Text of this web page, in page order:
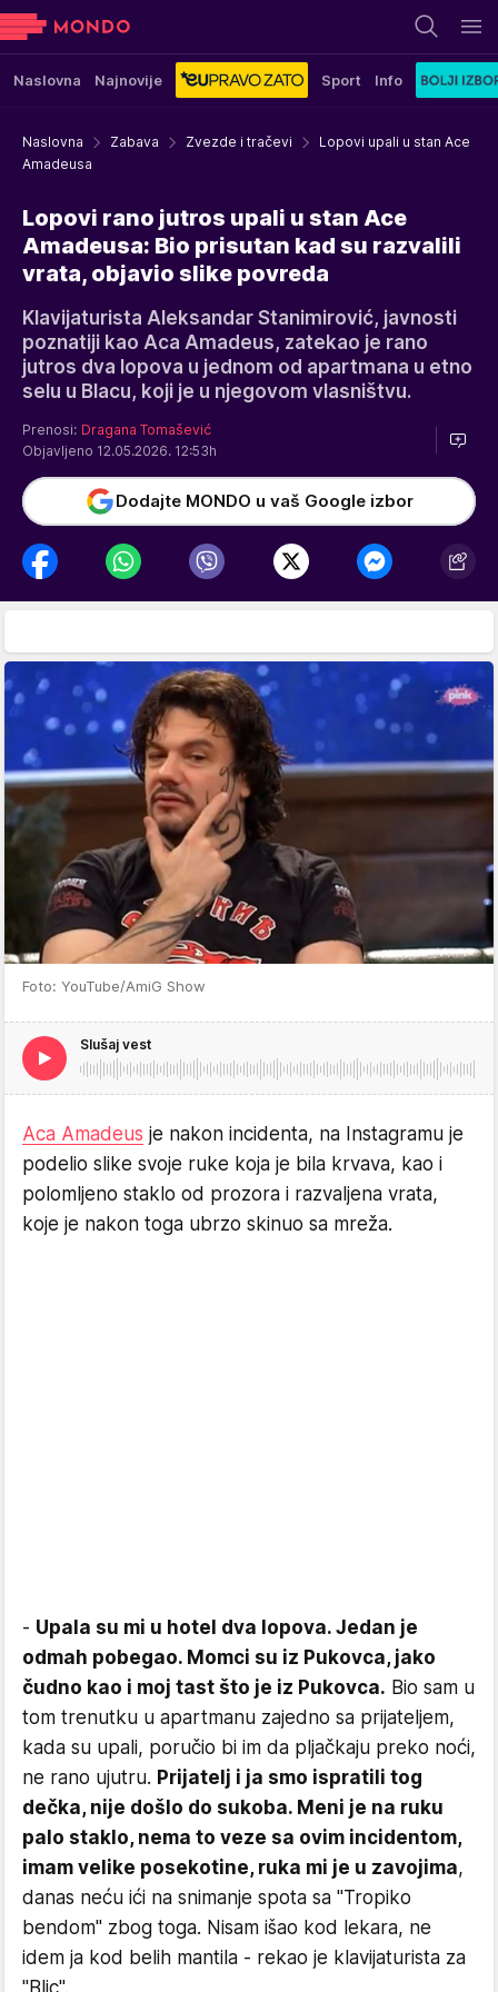
Naslovna Najnovije Sport Info
Naslovna Zabava Zvezde i tračevi
Lopovi upali u stan Ace
Amadeusa
Lopovi rano jutros upali u stan Ace
Amadeusa: Bio prisutan kad su razvalili
vrata, objavio slike povreda
Klavijaturista Aleksandar Stanimirović, javnosti
poznatiji kao Aca Amadeus, zatekao je rano
jutros dva lopova u jednom od apartmana u etno
selu u Blacu, koji je u njegovom vlasništvu.
Prenosi: Dragana Tomašević
Objavljeno 12.05.2026. 12:53h
Dodajte MONDO u vaš Google izbor
Foto: YouTube/AmiG Show
Slušaj vest
Aca Amadeus je nakon incidenta, na Instagramu je
podelio slike svoje ruke koja je bila krvava, kao i
polomljeno staklo od prozora i razvaljena vrata,
koje je nakon toga ubrzo skinuo sa mreža.
- Upala su mi u hotel dva lopova. Jedan je
odmah pobegao. Momci su iz Pukovca, jako
čudno kao i moj tast što je iz Pukovca. Bio sam u
tom trenutku u apartmanu zajedno sa prijateljem,
kada su upali, poručio bi im da pljačkaju preko noći,
ne rano ujutru. Prijatelj i ja smo ispratili tog
dečka, nije došlo do sukoba. Meni je na ruku
palo staklo, nema to veze sa ovim incidentom,
imam velike posekotine, ruka mi je u zavojima,
danas neću ići na snimanje spota sa "Tropiko
bendom" zbog toga. Nisam išao kod lekara, ne
idem ja kod belih mantila - rekao je klavijaturista za